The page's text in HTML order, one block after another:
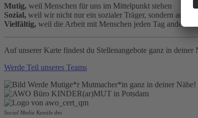
Mutig, weil Menschen für uns im Mittelpunkt stehen
Sozial, weil wir nicht nur ein sozialer Träger, sondern auch
Vielfältig, weil die Arbeit mit Menschen jeden Tag anders ist
Auf unserer Karte findest du Stellenangebote ganz in deiner
Werde Teil unseres Teams
Social Media Kanäle des